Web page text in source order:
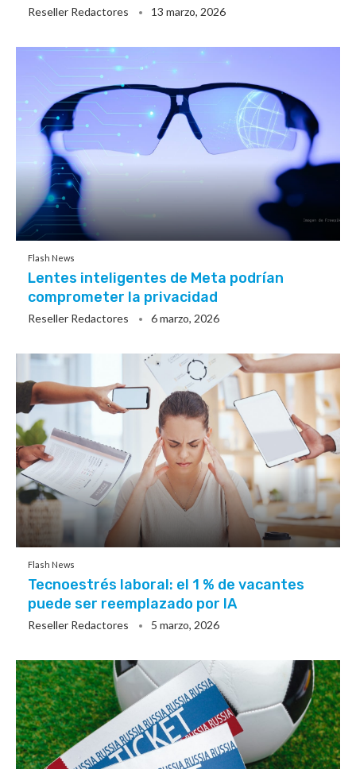
Reseller Redactores 13 marzo, 2026
Flash News
Lentes inteligentes de Meta podrían
comprometer la privacidad
Reseller Redactores 6 marzo, 2026
Flash News
Tecnoestrés laboral: el 1 % de vacantes
puede ser reemplazado por IA
Reseller Redactores 5 marzo, 2026